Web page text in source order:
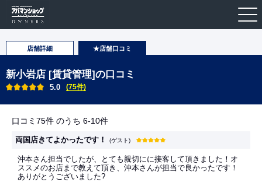
店舗詳細 ★店舗口コミ
新小岩店 [賃貸管理]の口コミ
5.0 (75件)
口コミ75件 のうち 6-10件
両国店きてよかったです！ (ゲスト)
沖本さん担当でしたが、とても親切にに接客して頂きました！オ
ススメのお店まで教えて頂き、沖本さんが担当で良かったです！
ありがとうございました?